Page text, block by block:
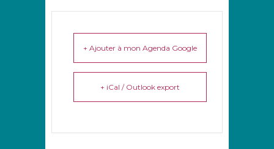
+ Ajouter à mon Agenda Google
+ iCal / Outlook export